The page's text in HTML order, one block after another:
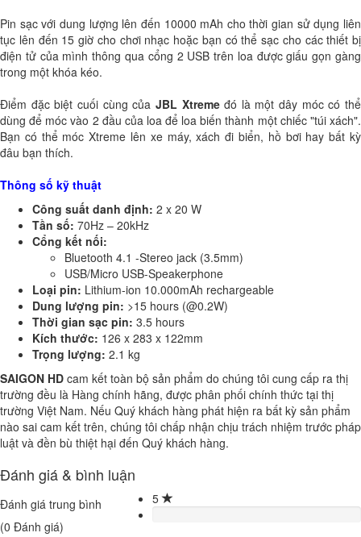
Pin sạc với dung lượng lên đến 10000 mAh cho thời gian sử dụng liên
tục lên đến 15 giờ cho chơi nhạc hoặc bạn có thể sạc cho các thiết bị
điện tử của mình thông qua cổng 2 USB trên loa được giấu gọn gàng
trong một khóa kéo.
Điểm đặc biệt cuối cùng của JBL Xtremeđó là một dây móc có thể
dùng để móc vào 2 đầu của loa để loa biến thành một chiếc "túi xách".
Bạn có thể móc Xtreme lên xe máy, xách đi biển, hồ bơi hay bất kỳ
đâu bạn thích.
Thông số kỹ thuật
Công suất danh định: 2 x 20 W
Tần số: 70Hz – 20kHz
Cổng kết nối:
Bluetooth 4.1 -Stereo jack (3.5mm)
USB/Micro USB-Speakerphone
Loại pin: Lithium-ion 10.000mAh rechargeable
Dung lượng pin: >15 hours (@0.2W)
Thời gian sạc pin: 3.5 hours
Kích thước: 126 x 283 x 122mm
Trọng lượng: 2.1 kg
SAIGON HD cam kết toàn bộ sản phẩm do chúng tôi cung cấp ra thị
trường đều là Hàng chính hãng, được phân phối chính thức tại thị
trường Việt Nam. Nếu Quý khách hàng phát hiện ra bất kỳ sản phẩm
nào sai cam kết trên, chúng tôi chấp nhận chịu trách nhiệm trước pháp
luật và đền bù thiệt hại đến Quý khách hàng.
Đánh giá & bình luận
Đánh giá trung bình
(0 Đánh giá)
5